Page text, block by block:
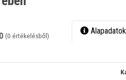
(0 értékelésből) Alapadatok